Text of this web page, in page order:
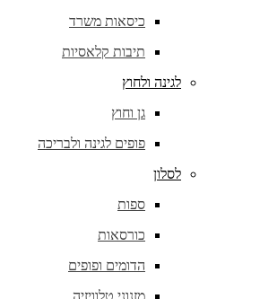
כיסאות משרד
תיבות קלאסיות
לגינה ולחוץ
גן וחוץ
פופים לגינה ולבריכה
לסלון
ספות
כורסאות
הדומים ופופים